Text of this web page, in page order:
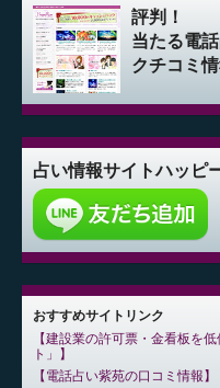
評判！
当たる電
クチコミ
占い情報サイトハッピ
おすすめサイトリンク
建設業の許可票・金看板を
ト」
電話占い紫苑の口コミ情報